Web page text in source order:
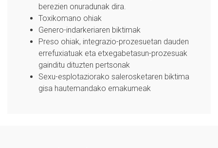
berezien onuradunak dira.
Toxikomano ohiak
Genero-indarkeriaren biktimak
Preso ohiak, integrazio-prozesuetan dauden
errefuxiatuak eta etxegabetasun-prozesuak
gainditu dituzten pertsonak
Sexu-esplotaziorako salerosketaren biktima
gisa hautemandako emakumeak